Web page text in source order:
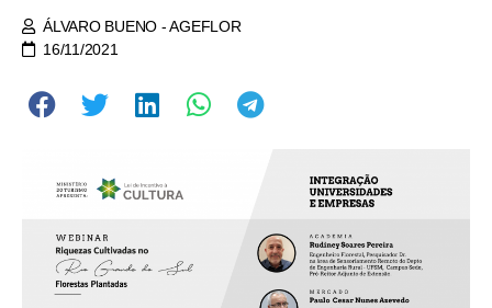
ÁLVARO BUENO - AGEFLOR
16/11/2021